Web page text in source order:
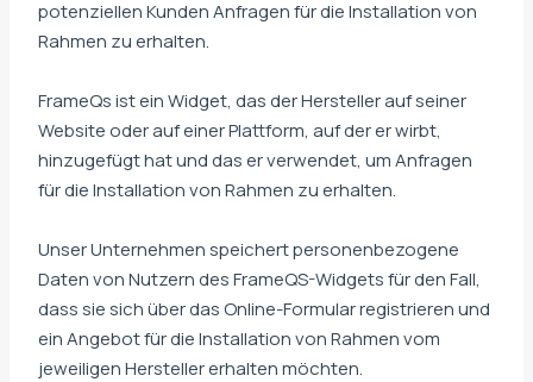
potenziellen Kunden Anfragen für die Installation von
Rahmen zu erhalten.
FrameQs ist ein Widget, das der Hersteller auf seiner
Website oder auf einer Plattform, auf der er wirbt,
hinzugefügt hat und das er verwendet, um Anfragen
für die Installation von Rahmen zu erhalten.
Unser Unternehmen speichert personenbezogene
Daten von Nutzern des FrameQS-Widgets für den Fall,
dass sie sich über das Online-Formular registrieren und
ein Angebot für die Installation von Rahmen vom
jeweiligen Hersteller erhalten möchten.